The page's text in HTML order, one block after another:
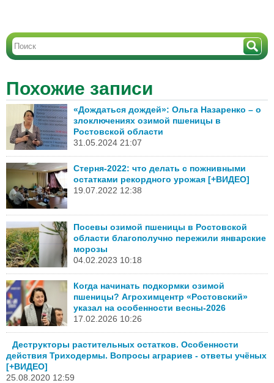
Похожие записи
«Дождаться дождей»: Ольга Назаренко – о
злоключениях озимой пшеницы в
Ростовской области
31.05.2024 21:07
Стерня-2022: что делать с пожнивными
остатками рекордного урожая [+ВИДЕО]
19.07.2022 12:38
Посевы озимой пшеницы в Ростовской
области благополучно пережили январские
морозы
04.02.2023 10:18
Когда начинать подкормки озимой
пшеницы? Агрохимцентр «Ростовский»
указал на особенности весны-2026
17.02.2026 10:26
Деструкторы растительных остатков. Особенности
действия Триходермы. Вопросы аграриев - ответы учёных
[+ВИДЕО]
25.08.2020 12:59